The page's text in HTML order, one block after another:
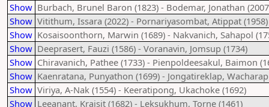
Show Burbach, Brunel Baron (1823) - Bodemar, Jonathan
Show Vitithum, Issara (2022) - Pornariyasombat, Atippat (1958)
Show Kosaisoonthorn, Marwin (1689) - Nakvanich, Sahapol
Show Deeprasert, Fauzi (1586) - Voranavin, Jomsup (1734)
Show Chiravanich, Pathee (1733) - Pienpoldeesakul, Baimon
Show Kaenratana, Punyathon (1699) - Jongatireklap,
Show Viriya, A-Nak (1554) - Keeratipong, Ukachoke (1692)
Show Leeanant, Kraisit (1682) - Leksukhum, Torne (1461)